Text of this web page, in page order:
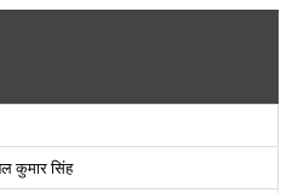
कुमार सिंह